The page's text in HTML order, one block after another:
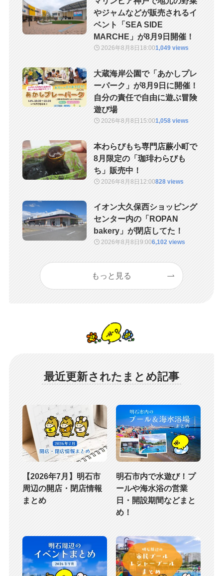
やジャムなどが販売されるイ
ベント「SEA SIDE
MARCHE」が8月9日開催！
2026年8月8日 18:001,049 views
大蔵海岸公園で「あかしプレ
ーパーク」が8月9日に開催！
自分の責任で自由に遊ぶ冒険
遊び場
2026年8月8日 15:001,058 views
本わらびもち専門店蕨小町で
8月限定の「珈琲わらびも
ち」販売中！
2026年8月8日 12:00828 views
イオン大久保西ショッピング
センター内の「ROPAN
bakery」が閉店してた！
2026年8月8日9:006,102 views
もっと見る
最近更新されたまとめ記事
【2026年7月】明石市
周辺の開店・閉店情報
まとめ
明石市内で水遊び！プ
ールや海水浴の営業
日・開設期間などまと
め！